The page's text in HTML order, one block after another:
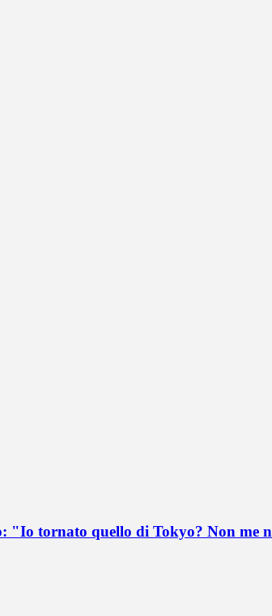
"Io tornato quello di Tokyo? Non me